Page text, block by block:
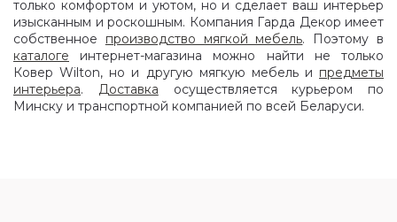
только комфортом и уютом, но и сделает ваш интерьер
изысканным и роскошным. Компания Гарда Декор имеет
собственное производство мягкой мебель. Поэтому в
каталоге интернет-магазина можно найти не только
Ковер Wilton, но и другую мягкую мебель и предметы
интерьера. Доставка осуществляется курьером по
Минску и транспортной компанией по всей Беларуси.